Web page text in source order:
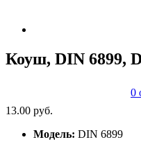
Коуш, DIN 6899,
0
13.00 руб.
Модель: DIN 6899